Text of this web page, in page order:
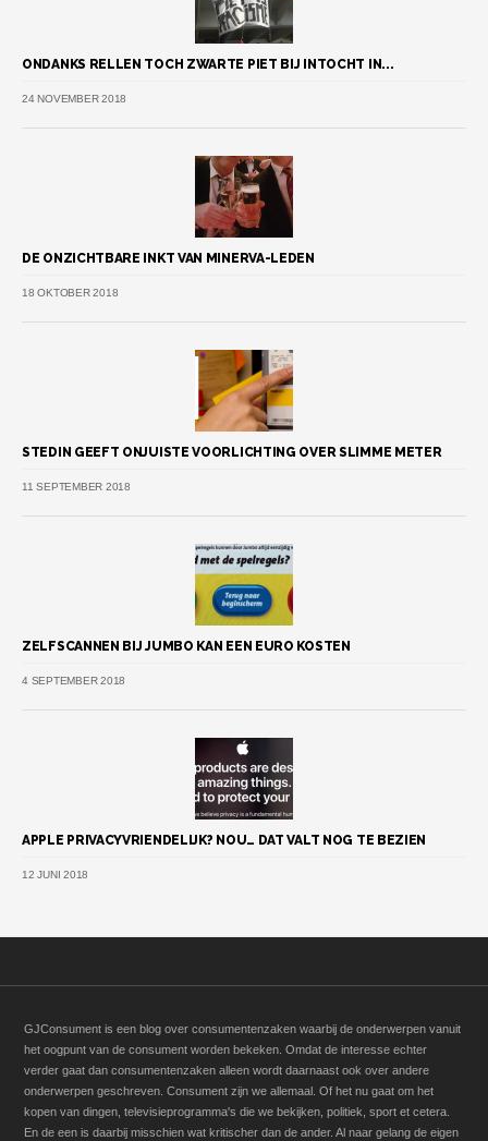
ONDANKS RELLEN TOCH ZWARTE PIET BIJ INTOCHT IN...
24 NOVEMBER 2018
DE ONZICHTBARE INKT VAN MINERVA-LEDEN
18 OKTOBER 2018
STEDIN GEEFT ONJUISTE VOORLICHTING OVER SLIMME METER
11 SEPTEMBER 2018
ZELFSCANNEN BIJ JUMBO KAN EEN EURO KOSTEN
4 SEPTEMBER 2018
APPLE PRIVACYVRIENDELIJK? NOU… DAT VALT NOG TE BEZIEN
12 JUNI 2018
GJConsument is een blog over consumentenzaken waarbij de onderwerpen vanuit
het oogpunt van de consument worden bekeken. Omdat de interesse echter
verder gaat dan consumentenzaken alleen wordt daarnaast ook over andere
onderwerpen geschreven. Consument zijn we allemaal. Of het nu gaat om het
kopen van dingen, televisieprogramma's die we bekijken, politiek, sport et cetera.
En de een is daarbij misschien wat kritischer dan de ander. Al naar gelang de eigen